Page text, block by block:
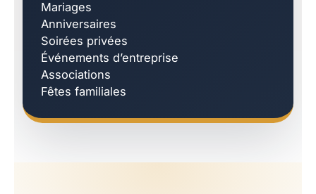
Mariages
Anniversaires
Soirées privées
Événements d’entreprise
Associations
Fêtes familiales